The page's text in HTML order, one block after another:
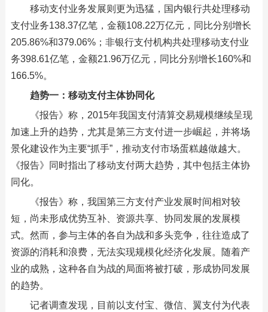
移动支付业务发展则更为迅猛，国内银行共处理移动
支付业务138.37亿笔，金额108.22万亿元，同比分别增长
205.86%和379.06%；非银行支付机构共处理移动支付业
务398.61亿笔，金额21.96万亿元，同比分别增长160%和
166.5%。
趋势一：移动支付主体协同化
《报告》称，2015年我国支付清算交易规模继续呈现
加速上升的趋势，尤其是第三方支付进一步崛起，并将场
景化建设作为主要“抓手”，推动支付市场蛋糕越做越大。
《报告》同时指出了移动支付两大趋势，其中包括主体协
同化。
《报告》称，我国第三方支付产业发展时间相对较
短，尚未形成优势互补、资源共享、协同发展的发展模
式。然而，参与主体的各自为战和多头竞争，往往造成了
资源的消耗和浪费，无法实现规模化经济化发展。随着产
业的成熟，这种各自为战的局面将被打破，形成协同发展
的趋势。
记者调查发现，目前以支付宝、微信、翼支付为代表